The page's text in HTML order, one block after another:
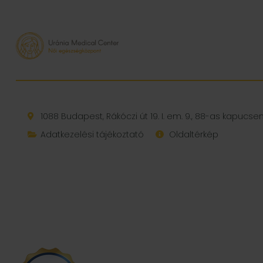
1088 Budapest, Rákóczi út 19. I. em. 9., 88-as
Adatkezelési tájékoztató
Oldaltérkép